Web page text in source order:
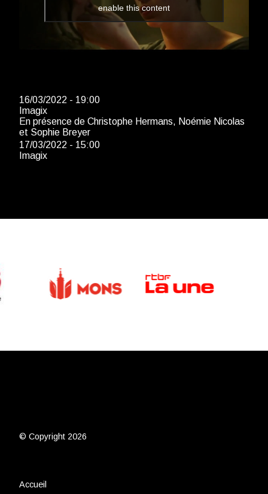
enable this content
16/03/2022 - 19:00
Imagix
En présence de Christophe Hermans, Noémie Nicolas
et Sophie Breyer
17/03/2022 - 15:00
Imagix
© Copyright 2026
Accueil